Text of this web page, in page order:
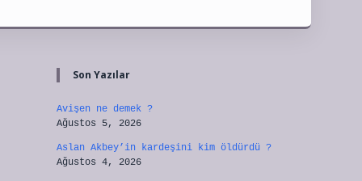
Sidebar
Son Yazılar
Avişen ne demek ?
Ağustos 5, 2026
Aslan Akbey’in kardeşini kim öldürdü ?
Ağustos 4, 2026